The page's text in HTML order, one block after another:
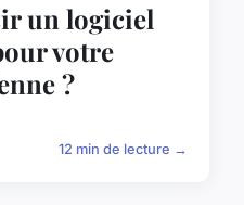
un logiciel
votre
?
12 min de lecture →